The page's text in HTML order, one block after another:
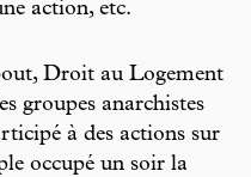
action, etc.
Droit au Logement
groupes anarchistes
à des actions sur
occupé un soir la